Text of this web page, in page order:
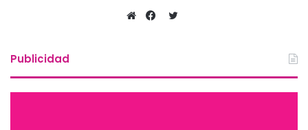
Publicidad